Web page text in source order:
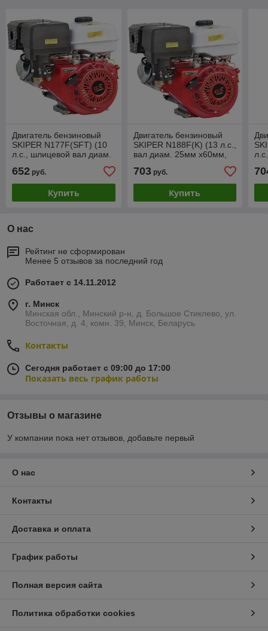
Двигатель бензиновый
SKIPER N177F(SFT) (10
л.с., шлицевой вал диам.
652 руб.
Купить
Двигатель бензиновый
SKIPER N188F(K) (13 л.с.,
вал диам. 25мм х60мм,
703руб.
Купить
О нас
Рейтинг не сформирован
Менее 5 отзывов за последний год
Работает с 14.11.2012
г. Минск
Минская обл., Минский р-н, д. Большое Стиклево, ул.
Восточная, д. 4, комн. 39, Минск, Беларусь
Контакты
Сегодня работает с 09:00 до 17:00
Показать весь график работы
Отзывы о магазине
У компании пока нет отзывов, добавьте первый
О нас
Контакты
Доставка и оплата
График работы
Полная версия сайта
Политика обработки cookies